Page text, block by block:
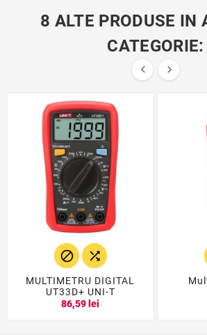
8 ALTE PRODUSE IN
CATEGORIE:
 
 
MULTIMETRU DIGITAL
UT33D+ UNI-T
86,59 lei